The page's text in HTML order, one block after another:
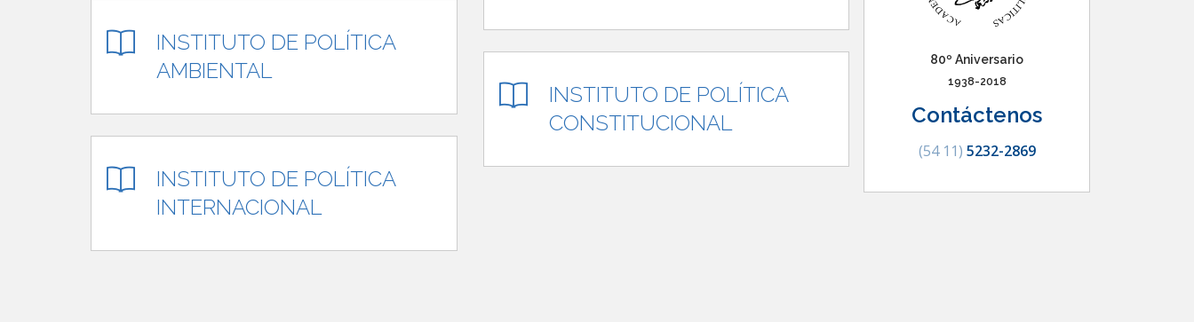
INSTITUTO DE POLÍTICA
AMBIENTAL
INSTITUTO DE POLÍTICA
CONSTITUCIONAL
INSTITUTO DE POLÍTICA
INTERNACIONAL
80º Aniversario
1938-2018
Contáctenos
(54 11) 5232-2869